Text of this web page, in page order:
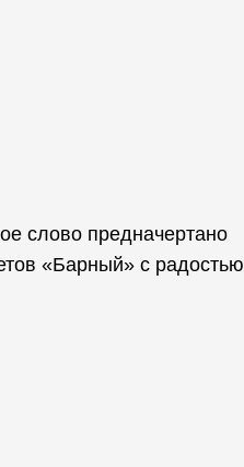
слово предначертано
«Барный» с радостью